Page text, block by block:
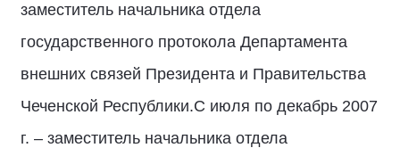
заместитель начальника отдела
государственного протокола Департамента
внешних связей Президента и Правительства
Чеченской Республики.С июля по декабрь 2007
г. – заместитель начальника отдела